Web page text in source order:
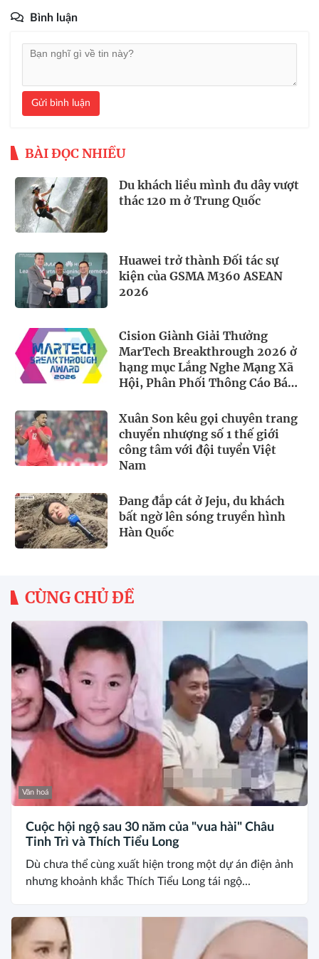
Bình luận
Gửi bình luận
BÀI ĐỌC NHIỀU
Du khách liều mình đu dây vượt
thác 120 m ở Trung Quốc
Huawei trở thành Đối tác sự
kiện của GSMA M360 ASEAN
2026
Cision Giành Giải Thưởng
MarTech Breakthrough 2026 ở
hạng mục Lắng Nghe Mạng Xã
Hội, Phân Phối Thông Cáo Báo
Lời (AEO)
Xuân Son kêu gọi chuyên trang
chuyển nhượng số 1 thế giới
công tâm với đội tuyển Việt
Nam
Đang đắp cát ở Jeju, du khách
bất ngờ lên sóng truyền hình
Hàn Quốc
CÙNG CHỦ ĐỀ
Văn hoá
Cuộc hội ngộ sau 30 năm của "vua hài" Châu
Tinh Trì và Thích Tiểu Long
Dù chưa thể cùng xuất hiện trong một dự án điện ảnh
nhưng khoảnh khắc Thích Tiểu Long tái ngộ...